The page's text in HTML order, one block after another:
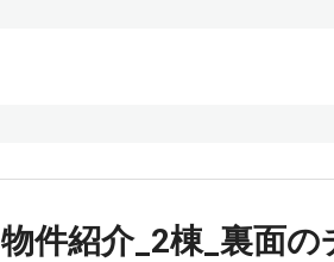
物件紹介_2棟_裏面